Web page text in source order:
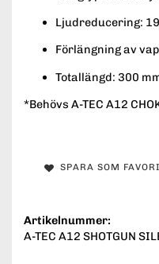
Ljudreducering: 19
Förlängning av
Totallängd: 300
*Behövs A-TEC A12
SPARA SOM
Artikelnummer:
A-TEC A12 SHOTGUN